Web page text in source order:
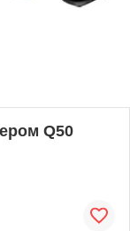
Q50